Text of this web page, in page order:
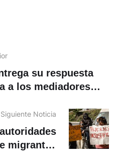
su respuesta
a los mediadores
Siguiente Noticia
migrantes